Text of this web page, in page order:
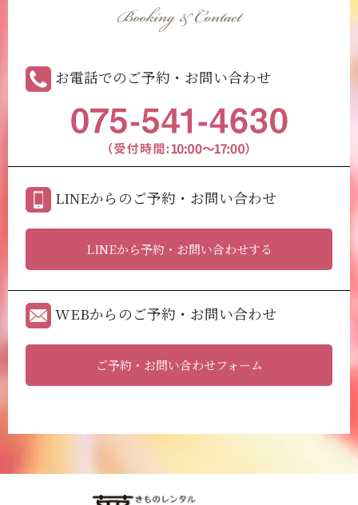
Booking & Contact
お電話でのご予約・お問い合わせ
LINEからのご予約・お問い合わせ
LINEから予約・お問い合わせする
WEBからのご予約・お問い合わせ
ご予約・お問い合わせフォーム